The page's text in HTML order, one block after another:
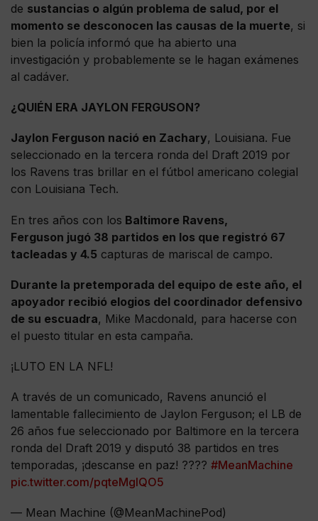
de sustancias o algún problema de salud, por el
momento se desconocen las causas de la muerte, si
bien la policía informó que ha abierto una
investigación y probablemente se le hagan exámenes
al cadáver.
¿QUIÉN ERA JAYLON FERGUSON?
Jaylon Ferguson nació en Zachary, Louisiana. Fue
seleccionado en la tercera ronda del Draft 2019 por
los Ravens tras brillar en el fútbol americano colegial
con Louisiana Tech.
En tres años con los Baltimore Ravens,
Ferguson jugó 38 partidos en los que registró 67
tacleadas y 4.5 capturas de mariscal de campo.
Durante la pretemporada del equipo de este año, el
apoyador recibió elogios del coordinador defensivo
de su escuadra, Mike Macdonald, para hacerse con
el puesto titular en esta campaña.
¡LUTO EN LA NFL!
A través de un comunicado, Ravens anunció el
lamentable fallecimiento de Jaylon Ferguson; el LB de
26 años fue seleccionado por Baltimore en la tercera
ronda del Draft 2019 y disputó 38 partidos en tres
temporadas, ¡descanse en paz! ???? #MeanMachine
pic.twitter.com/pqteMgIQO5
— Mean Machine (@MeanMachinePod)